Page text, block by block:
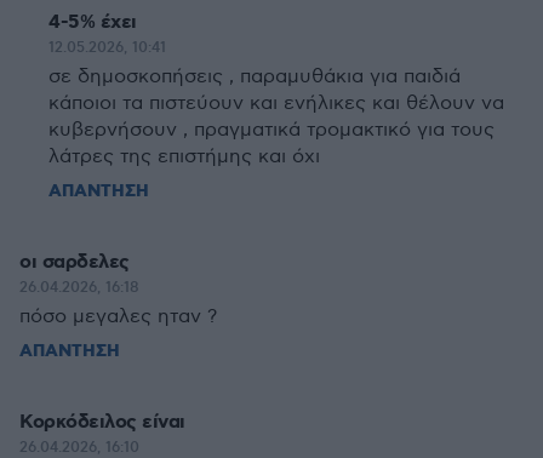
4-5% έχει
12.05.2026, 10:41
σε δημοσκοπήσεις , παραμυθάκια για παιδιά
κάποιοι τα πιστεύουν και ενήλικες και θέλουν να
κυβερνήσουν , πραγματικά τρομακτικό για τους
λάτρες της επιστήμης και όχι
ΑΠΑΝΤΗΣΗ
οι σαρδελες
26.04.2026, 16:18
πόσο μεγαλες ηταν ?
ΑΠΑΝΤΗΣΗ
Κορκόδειλος είναι
26.04.2026, 16:10